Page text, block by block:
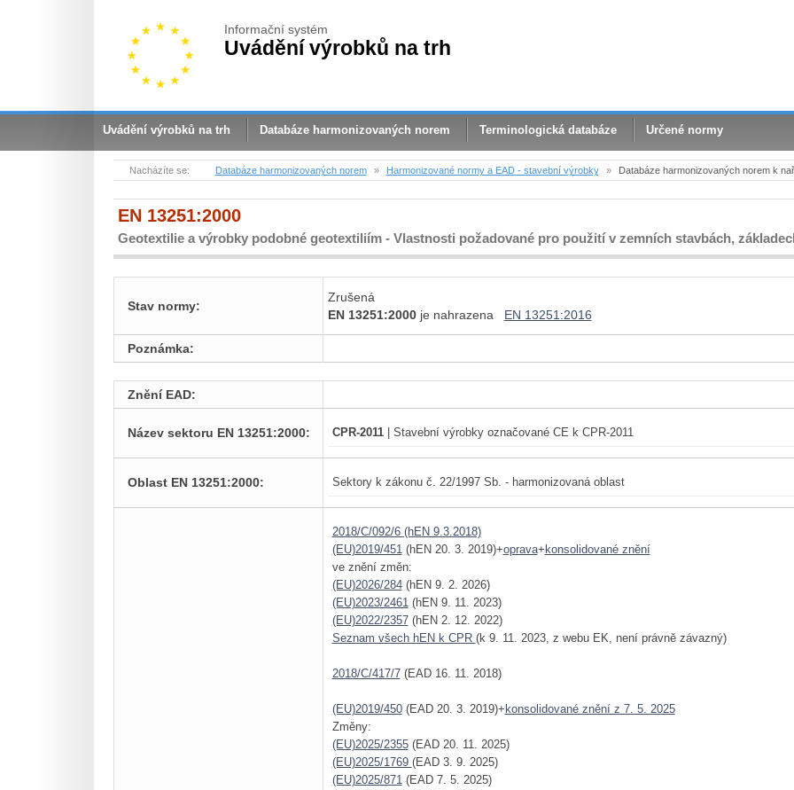
Informační systém
Uvádění výrobků na trh
Uvádění výrobků na trh Databáze harmonizovaných norem Terminologická databáze Určené normy
Nacházíte se: Databáze harmonizovaných norem » Harmonizované normy a EAD - stavební výrobky » Databáze harmonizovaných norem k
EN 13251:2000
Geotextilie a výrobky podobné geotextiliím - Vlastnosti požadované pro použití v zemních stavbách,
Stav normy:
Zrušená
EN 13251:2000je nahrazena EN 13251:2016
Poznámka:
Znění EAD:
Název sektoru EN 13251:2000: CPR-2011| Stavební výrobky označované CE k CPR-2011
Oblast EN 13251:2000: Sektory k zákonu č. 22/1997 Sb. - harmonizovaná oblast
2018/C/092/6 (hEN 9.3.2018)
(EU)2019/451(hEN 20. 3. 2019)+oprava+ konsolidované znění
ve znění změn:
(EU)2026/284(hEN 9. 2. 2026)
(EU)2023/2461(hEN 9. 11. 2023)
(EU)2022/2357(hEN 2. 12. 2022)
Seznam všech hEN k CPR (k 9. 11. 2023, z webu EK, není právně závazný)
2018/C/417/7(EAD 16. 11. 2018)
(EU)2019/450(EAD 20. 3. 2019)+ konsolidované znění z 7. 5. 2025
Změny:
(EU)2025/2355(EAD 20. 11. 2025)
(EU)2025/1769 (EAD 3. 9. 2025)
(EU)2025/871(EAD 7. 5. 2025)